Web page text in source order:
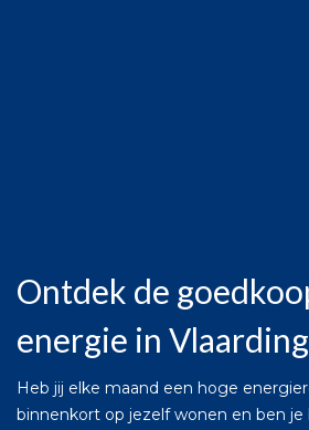
Ontdek de
energie in
Heb jij elke maand een hoge
binnenkort op jezelf wonen en ben